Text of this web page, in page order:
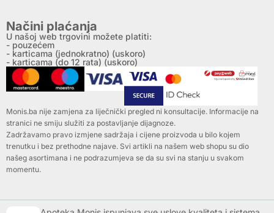
Načini plaćanja
U našoj web trgovini možete platiti:
- pouzećem
- karticama (jednokratno) (uskoro)
- karticama (do 12 rata) (uskoro)
Monis.ba nije zamjena za liječnički pregled ni konsultacije. Informacije na
stranici ne smiju služiti za postavljanje dijagnoze.
Zadržavamo pravo izmjene sadržaja i cijene proizvoda u bilo kojem
trenutku i bez prethodne najave. Svi artikli na našem web shopu su dio
našeg asortimana i ne podrazumjeva se da su svi na stanju u svakom
momentu.